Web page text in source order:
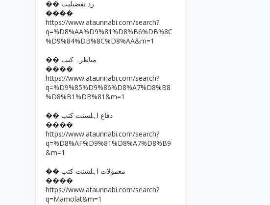
�� رد تفضیلیت
����
https://www.ataunnabi.com/search?
q=%D8%AA%D9%81%D8%B6%DB%8C
%D9%84%DB%8C%D8%AA&m=1
�� مناظرہ کتب
����
https://www.ataunnabi.com/search?
q=%D9%85%D9%86%D8%A7%D8%B8
%D8%B1%DB%81&m=1
�� دفاع اہلسنت کتب
����
https://www.ataunnabi.com/search?
q=%D8%AF%D9%81%D8%A7%D8%B9
&m=1
�� معمولات اہلسنت کتب
����
https://www.ataunnabi.com/search?
q=Mamolat&m=1